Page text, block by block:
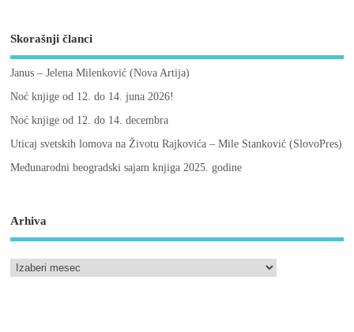
Skorašnji članci
Janus – Jelena Milenković (Nova Artija)
Noć knjige od 12. do 14. juna 2026!
Noć knjige od 12. do 14. decembra
Uticaj svetskih lomova na Životu Rajkovića – Mile Stanković (SlovoPres)
Međunarodni beogradski sajam knjiga 2025. godine
Arhiva